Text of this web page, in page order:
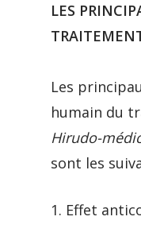
LES
Les
humain du
Hirudo-
sont les
1. Effet